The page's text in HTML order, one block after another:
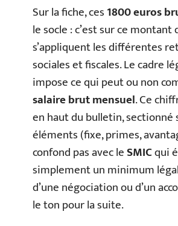
Sur la fiche, ces1800 euros
le socle : c’est sur ce montant
s’appliquent les différentes
sociales et fiscales. Le cadre
impose ce qui peut ou non
salaire brut mensuel. Ce
en haut du bulletin, sectionné
éléments (fixe, primes,
confond pas avec leSMICqui
simplement un minimum
d’une négociation ou d’un
le ton pour la suite.